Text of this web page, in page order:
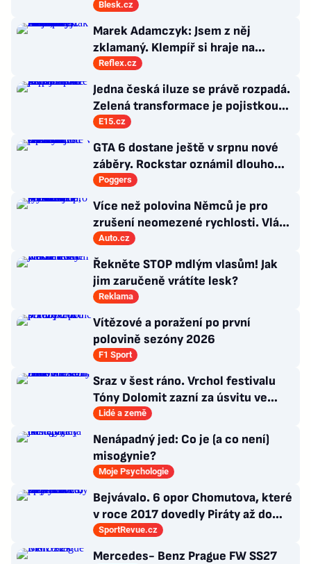
Blesk.cz
Marek Adamczyk: Jsem z něj
zklamaný. Klempíř si hraje na
ministra. Nestačí se tak tvářit, musí
zamakat
Reflex.cz
Jedna česká iluze se právě rozpadá.
Zelená transformace je pojistkou
proti chaosu
E15.cz
GTA 6 dostane ještě v srpnu nové
záběry. Rockstar oznámil dlouho
očekávanou prezentaci
Poggers
Více než polovina Němců je pro
zrušení neomezené rychlosti. Vláda
řekla, co si o tom myslí
Auto.cz
Řekněte STOP mdlým vlasům! Jak
jim zaručeně vrátíte lesk?
Reklama
Vítězové a poražení po první
polovině sezóny 2026
F1 Sport
Sraz v šest ráno. Vrchol festivalu
Tóny Dolomit zazní za úsvitu ve
3000 metrech
Lidé a země
Nenápadný jed: Co je (a co není)
misogynie?
Moje Psychologie
Bejvávalo. 6 opor Chomutova, které
v roce 2017 dovedly Piráty až do
semifinále play-off
SportRevue.cz
Mercedes- Benz Prague FW SS27